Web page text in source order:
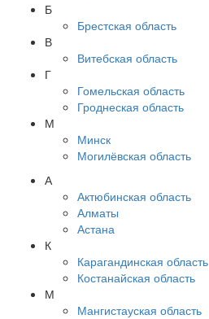
Б
Брестская область
В
Витебская область
Г
Гомельская область
Гроднеская область
М
Минск
Могилёвская область
А
Актюбинская область
Алматы
Астана
К
Карагандинская область
Костанайская область
М
Мангистауская область